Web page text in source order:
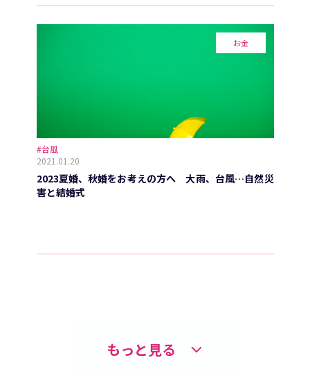
お金
#台風
2021.01.20
2023夏婚、秋婚をお考えの方へ 大雨、台風…自然災
害と結婚式
もっと見る